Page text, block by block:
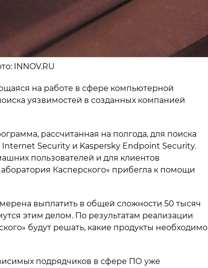
INNOV.RU
на работе в сфере компьютерной
уязвимостей в созданных компанией
рассчитанная на полгода, для поиска
Internet Security и Kaspersky Endpoint Security.
пользователей и для клиентов
Касперского» прибегла к помощи
выплатить в общей сложности 50 тысяч
этим делом. По результатам реализации
будут решать, какие продукты необходимо
подрядчиков в сфере ПО уже